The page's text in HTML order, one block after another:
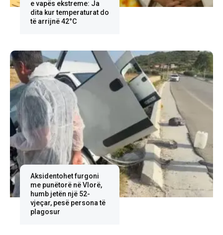
e vapës ekstreme: Ja
dita kur temperaturat do
të arrijnë 42°C
Aksidentohet furgoni
me punëtorë në Vlorë,
humb jetën një 52-
vjeçar, pesë persona të
plagosur